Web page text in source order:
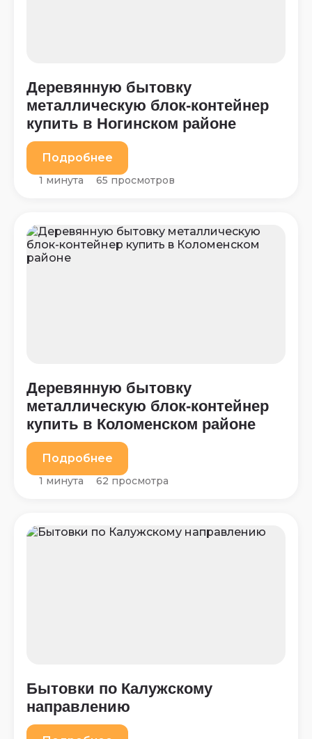
Деревянную бытовку
металлическую блок-контейнер
купить в Ногинском районе
Подробнее
1 минута 65 просмотров
Деревянную бытовку
металлическую блок-контейнер
купить в Коломенском районе
Подробнее
1 минута 62 просмотра
Бытовки по Калужскому
направлению